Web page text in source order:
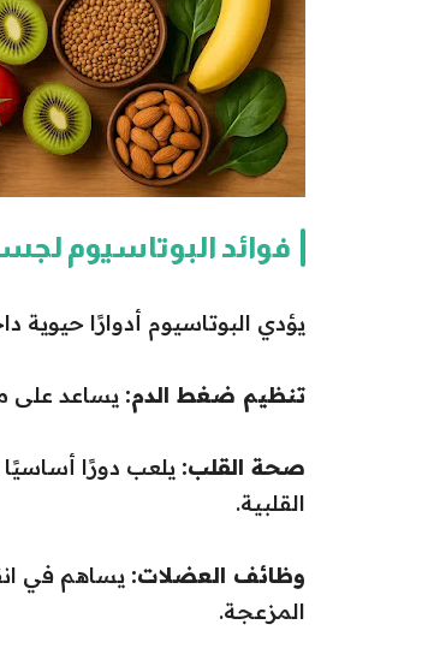
فوائد البوتاسيوم
يؤدي البوتاسيوم أدوارًا
تنظيم ضغط الدم: يساعد على
صحة القلب: يلعب دورًا
القلبية.
وظائف العضلات: يساهم في
المزعجة.